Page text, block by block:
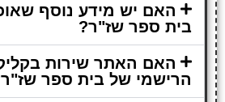
האם יש מידע נוסף
בית ספר שז"ר?
האם האתר שירות
הרישמי של בית ספר